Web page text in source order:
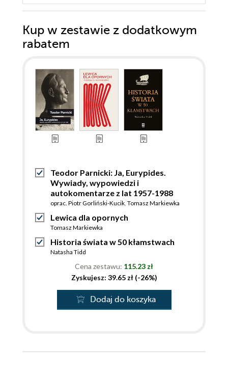
Kup w zestawie z dodatkowym
rabatem
Teodor Parnicki: Ja, Eurypides.
Wywiady, wypowiedzi i
autokomentarze z lat 1957-1988
oprac. Piotr Gorliński-Kucik, Tomasz Markiewka
Lewica dla opornych
Tomasz Markiewka
Historia świata w 50 kłamstwach
Natasha Tidd
Cena zestawu: 115.23 zł
Zyskujesz: 39.65 zł (-26%)
Dodaj do koszyka